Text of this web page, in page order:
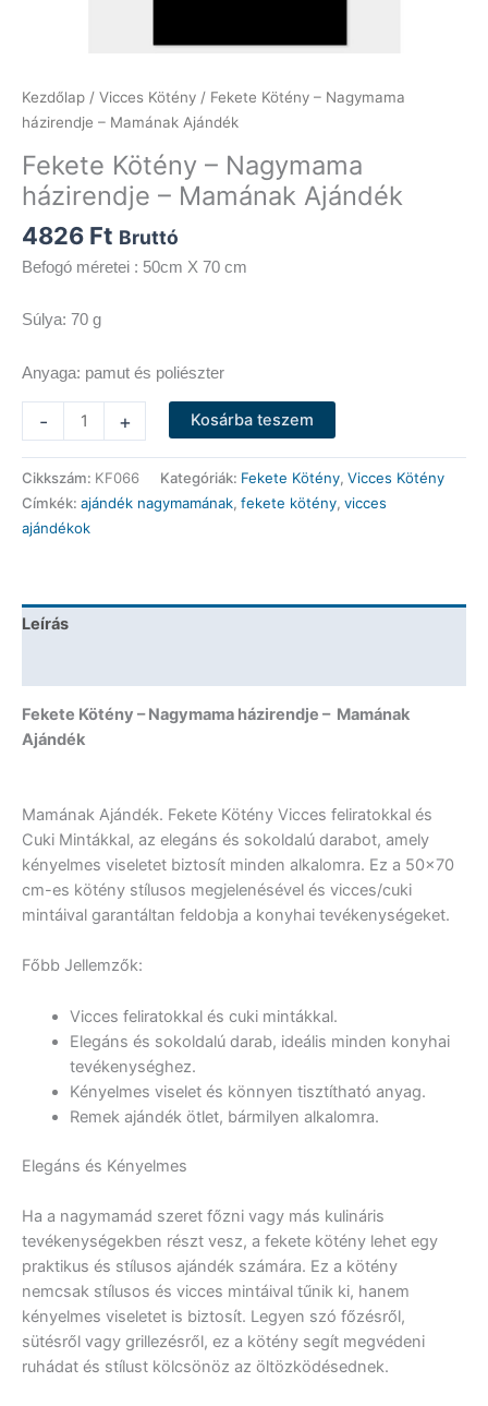
Kezdőlap / Vicces Kötény / Fekete Kötény – Nagymama
házirendje – Mamának Ajándék
Fekete Kötény – Nagymama
házirendje – Mamának Ajándék
4826 Ft Bruttó
Befogó méretei : 50cm X 70 cm
Súlya: 70 g
Anyaga: pamut és poliészter
-
Kötény
-
Nagymama
házirendje
-
mennyiség
+ Kosárba teszem
Cikkszám: KF066 Kategóriák: Fekete Kötény, Vicces Kötény
Címkék: ajándék nagymamának, fekete kötény, vicces
ajándékok
Leírás
Fekete Kötény – Nagymama házirendje – Mamának
Ajándék
Mamának Ajándék. Fekete Kötény Vicces feliratokkal és
Cuki Mintákkal, az elegáns és sokoldalú darabot, amely
kényelmes viseletet biztosít minden alkalomra. Ez a 50×70
cm-es kötény stílusos megjelenésével és vicces/cuki
mintáival garantáltan feldobja a konyhai tevékenységeket.
Főbb Jellemzők:
Vicces feliratokkal és cuki mintákkal.
Elegáns és sokoldalú darab, ideális minden konyhai
tevékenységhez.
Kényelmes viselet és könnyen tisztítható anyag.
Remek ajándék ötlet, bármilyen alkalomra.
Elegáns és Kényelmes
Ha a nagymamád szeret főzni vagy más kulináris
tevékenységekben részt vesz, a fekete kötény lehet egy
praktikus és stílusos ajándék számára. Ez a kötény
nemcsak stílusos és vicces mintáival tűnik ki, hanem
kényelmes viseletet is biztosít. Legyen szó főzésről,
sütésről vagy grillezésről, ez a kötény segít megvédeni
ruhádat és stílust kölcsönöz az öltözködésednek.